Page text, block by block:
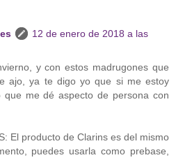
12 de enero de 2018 a las
y con estos madrugones que
ajo, ya te digo yo que si me estoy
que me dé aspecto de persona con
El producto de Clarins es del mismo
puedes usarla como prebase,